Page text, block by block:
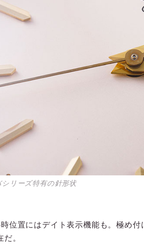
リーズ特有の針形状
位置にはデイト表示機能も。極め
。